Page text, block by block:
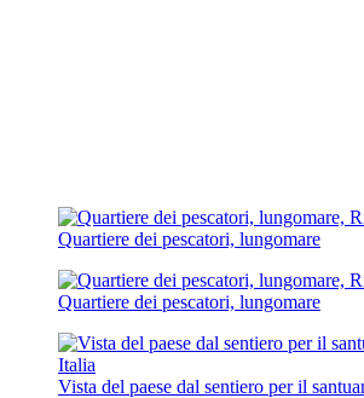
Quartiere dei pescatori, lungomare
Quartiere dei pescatori, lungomare
Vista del paese dal sentiero per il